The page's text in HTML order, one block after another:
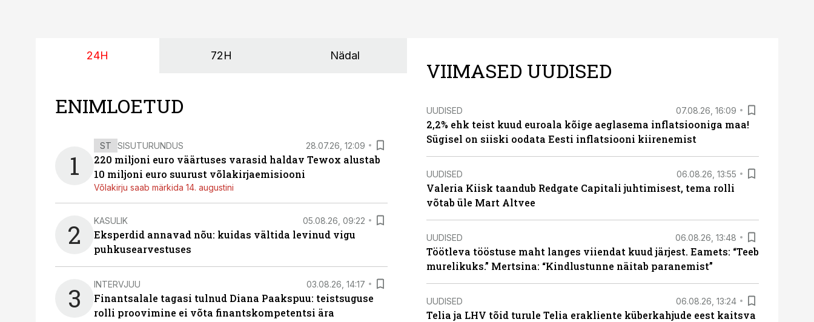
24H 72H Nädal
ENIMLOETUD
1
ST SISUTURUNDUS 28.07.26, 12:09
220 miljoni euro väärtuses varasid haldav Tewox alustab
10 miljoni euro suurust võlakirjaemisiooni
Võlakirju saab märkida 14. augustini
2 KASULIK 05.08.26, 09:22
Eksperdid annavad nõu: kuidas vältida levinud vigu
puhkusearvestuses
3 INTERVJUU 03.08.26, 14:17
Finantsalale tagasi tulnud Diana Paakspuu: teistsuguse
rolli proovimine ei võta finantskompetentsi ära
VIIMASED UUDISED
UUDISED 07.08.26, 16:09
2,2% ehk teist kuud euroala kõige aeglasema inflatsiooniga maa!
Sügisel on siiski oodata Eesti inflatsiooni kiirenemist
UUDISED 06.08.26, 13:55
Valeria Kiisk taandub Redgate Capitali juhtimisest, tema rolli
võtab üle Mart Altvee
UUDISED 06.08.26, 13:48
Töötleva tööstuse maht langes viiendat kuud järjest. Eamets: “Teeb
murelikuks.” Mertsina: “Kindlustunne näitab paranemist”
UUDISED 06.08.26, 13:24
Telia ja LHV tõid turule Telia erakliente küberkahjude eest kaitsva